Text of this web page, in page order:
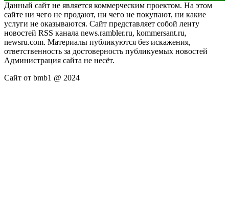
Данный сайт не является коммерческим проектом. На этом
сайте ни чего не продают, ни чего не покупают, ни какие
услуги не оказываются. Сайт представляет собой ленту
новостей RSS канала news.rambler.ru, kommersant.ru,
newsru.com. Материалы публикуются без искажения,
ответственность за достоверность публикуемых новостей
Администрация сайта не несёт.
Сайт от bmb1 @ 2024